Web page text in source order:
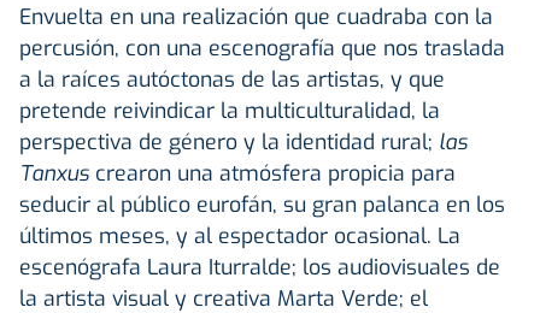
Envuelta en una realización que cuadraba con la
percusión, con una escenografía que nos traslada
a la raíces autóctonas de las artistas, y que
pretende reivindicar la multiculturalidad, la
perspectiva de género y la identidad rural; las
Tanxus crearon una atmósfera propicia para
seducir al público eurofán, su gran palanca en los
últimos meses, y al espectador ocasional. La
escenógrafa Laura Iturralde; los audiovisuales de
la artista visual y creativa Marta Verde; el